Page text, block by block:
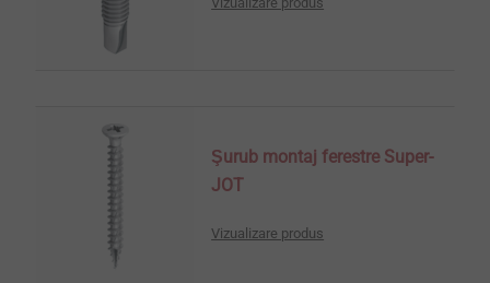
Şurub montaj ferestre Super-
JOT
Vizualizare produs